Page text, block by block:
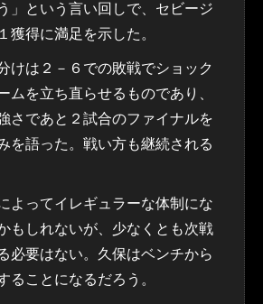
」という言い回しで、セビージ
獲得に満足を示した。
けは２－６での敗戦でショック
ムを立ち直らせるものであり、
さであと２試合のファイナルを
を語った。戦い方も継続される
よってイレギュラーな体制にな
もしれないが、少なくとも次戦
必要はない。久保はベンチから
ることになるだろう。